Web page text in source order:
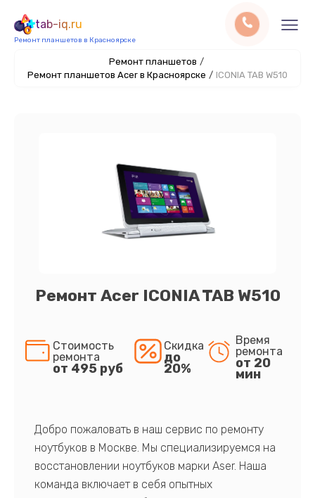
tab-iq.ru
Ремонт планшетов в Красноярске
Ремонт планшетов /
Ремонт планшетов Acer в Красноярске / ICONIA TAB W510
Ремонт Acer ICONIA TAB W510
Стоимость
ремонта
от 495 руб
Скидка
до
20%
Время
ремонта
от 20
мин
Добро пожаловать в наш сервис по ремонту
ноутбуков в Москве. Мы специализируемся на
восстановлении ноутбуков марки Aser. Наша
команда включает в себя опытных